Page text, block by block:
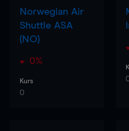
Norwegian Air
Shuttle ASA
(NO)
0%
Kurs
0